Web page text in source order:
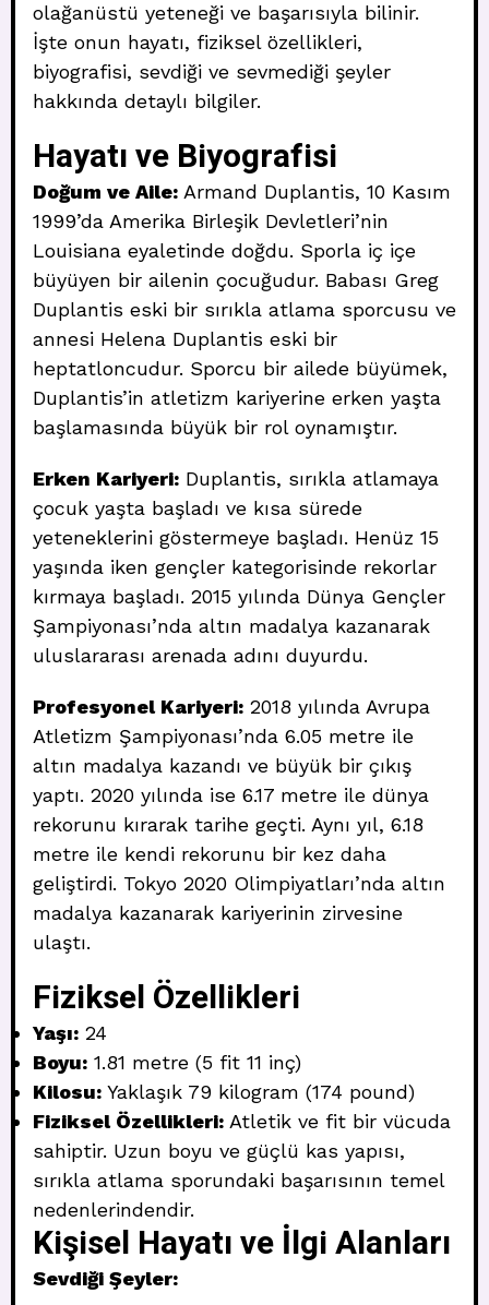
olağanüstü yeteneği ve başarısıyla bilinir.
İşte onun hayatı, fiziksel özellikleri,
biyografisi, sevdiği ve sevmediği şeyler
hakkında detaylı bilgiler.
Hayatı ve Biyografisi
Doğum ve Aile: Armand Duplantis, 10 Kasım
1999’da Amerika Birleşik Devletleri’nin
Louisiana eyaletinde doğdu. Sporla iç içe
büyüyen bir ailenin çocuğudur. Babası Greg
Duplantis eski bir sırıkla atlama sporcusu ve
annesi Helena Duplantis eski bir
heptatloncudur. Sporcu bir ailede büyümek,
Duplantis’in atletizm kariyerine erken yaşta
başlamasında büyük bir rol oynamıştır.
Erken Kariyeri: Duplantis, sırıkla atlamaya
çocuk yaşta başladı ve kısa sürede
yeteneklerini göstermeye başladı. Henüz 15
yaşında iken gençler kategorisinde rekorlar
kırmaya başladı. 2015 yılında Dünya Gençler
Şampiyonası’nda altın madalya kazanarak
uluslararası arenada adını duyurdu.
Profesyonel Kariyeri: 2018 yılında Avrupa
Atletizm Şampiyonası’nda 6.05 metre ile
altın madalya kazandı ve büyük bir çıkış
yaptı. 2020 yılında ise 6.17 metre ile dünya
rekorunu kırarak tarihe geçti. Aynı yıl, 6.18
metre ile kendi rekorunu bir kez daha
geliştirdi. Tokyo 2020 Olimpiyatları’nda altın
madalya kazanarak kariyerinin zirvesine
ulaştı.
Fiziksel Özellikleri
Yaşı: 24
Boyu: 1.81 metre (5 fit 11 inç)
Kilosu: Yaklaşık 79 kilogram (174 pound)
Fiziksel Özellikleri: Atletik ve fit bir vücuda
sahiptir. Uzun boyu ve güçlü kas yapısı,
sırıkla atlama sporundaki başarısının temel
nedenlerindendir.
Kişisel Hayatı ve İlgi Alanları
Sevdiği Şeyler: